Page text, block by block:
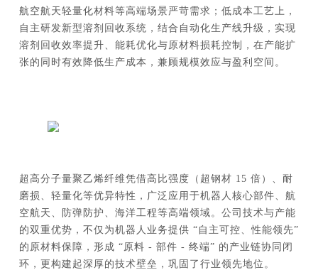
航空航天轻量化材料等高端场景严苛需求；低成本工艺上，
自主研发新型溶剂回收系统，结合自动化生产线升级，实现
溶剂回收效率提升、能耗优化与原材料损耗控制，在产能扩
张的同时有效降低生产成本，兼顾规模效应与盈利空间。
超高分子量聚乙烯纤维凭借高比强度（超钢材 15 倍）、耐
磨损、轻量化等优异特性，广泛应用于机器人核心部件、航
空航天、防弹防护、海洋工程等高端领域。公司技术与产能
的双重优势，不仅为机器人业务提供 “自主可控、性能领先”
的原材料保障，形成 “原料 - 部件 - 终端” 的产业链协同闭
环，更构建起深厚的技术壁垒，巩固了行业领先地位。